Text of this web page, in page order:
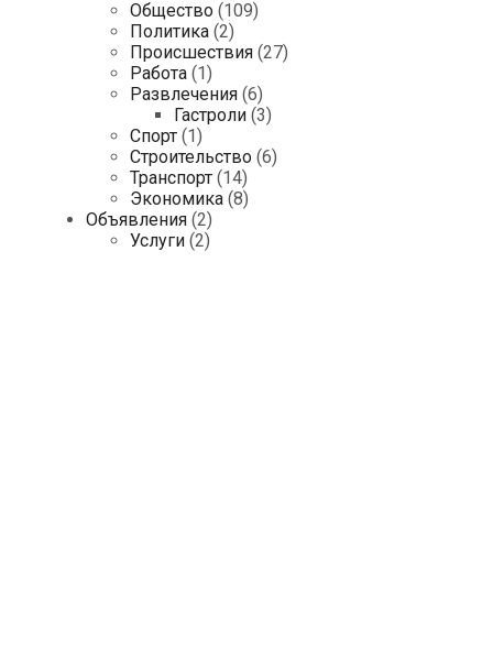
Общество (109)
Политика (2)
Происшествия (27)
Работа (1)
Развлечения (6)
Гастроли (3)
Спорт (1)
Строительство (6)
Транспорт (14)
Экономика (8)
Объявления (2)
Услуги (2)